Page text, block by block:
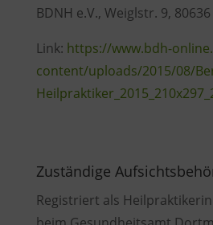
BDNH e.V., Weiglstr. 9,
Link: https://www.bdh-
content/uploads/2015/08/
Zuständige
Registriert als Heilpraktikerin